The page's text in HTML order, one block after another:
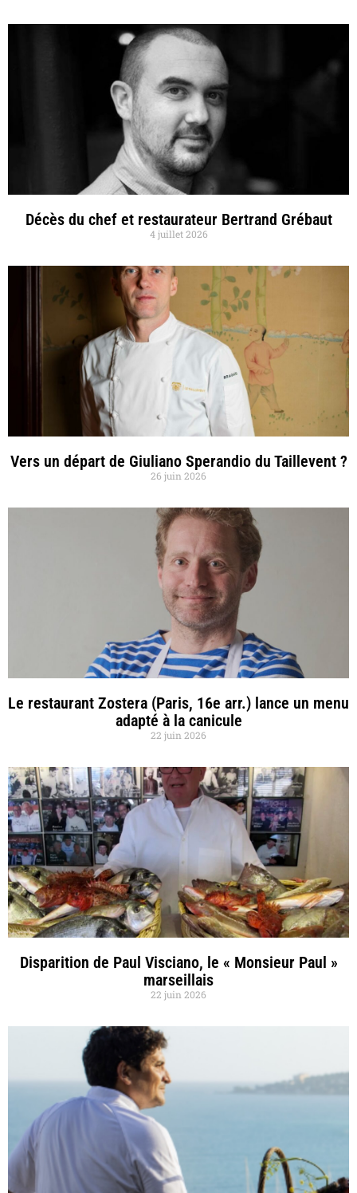
Décès du chef et restaurateur Bertrand Grébaut
4 juillet 2026
Vers un départ de Giuliano Sperandio du Taillevent ?
26 juin 2026
Le restaurant Zostera (Paris, 16e arr.) lance un menu
adapté à la canicule
22 juin 2026
Disparition de Paul Visciano, le « Monsieur Paul »
marseillais
22 juin 2026